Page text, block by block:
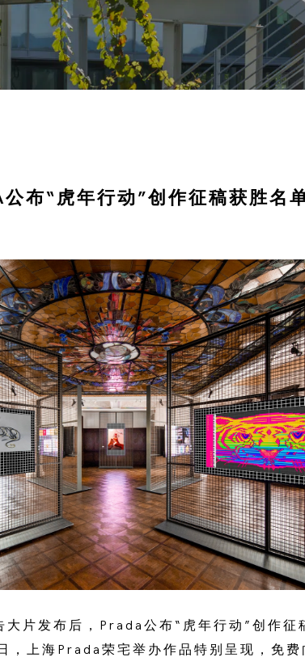
公布“虎年行动”创作征稿获胜名
片发布后，Prada公布“虎年行动”创作征
，上海Prada荣宅举办作品特别呈现，免费